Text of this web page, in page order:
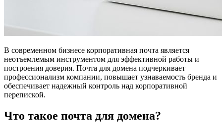
В современном бизнесе корпоративная почта является
неотъемлемым инструментом для эффективной работы и
построения доверия. Почта для домена подчеркивает
профессионализм компании, повышает узнаваемость бренда и
обеспечивает надежный контроль над корпоративной
перепиской.
Что такое почта для домена?